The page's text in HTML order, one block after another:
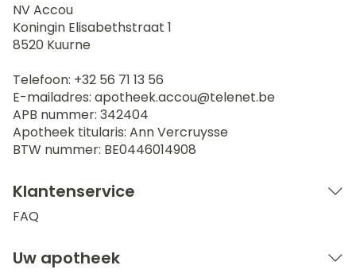
NV Accou
Koningin Elisabethstraat 1
8520 Kuurne
Telefoon: +32 56 71 13 56
E-mailadres: apotheek.accou@telenet.be
APB nummer: 342404
Apotheek titularis: Ann Vercruysse
BTW nummer: BE0446014908
Klantenservice
FAQ
Uw apotheek